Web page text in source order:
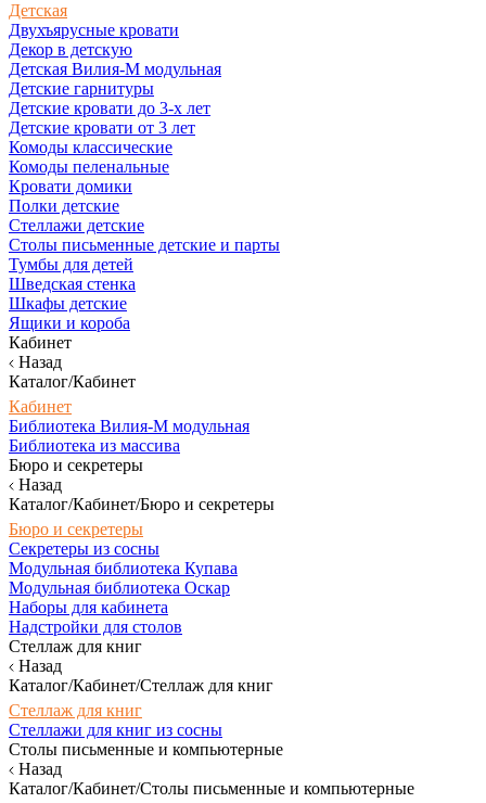
Детская
Двухъярусные кровати
Декор в детскую
Детская Вилия-М модульная
Детские гарнитуры
Детские кровати до 3-х лет
Детские кровати от 3 лет
Комоды классические
Комоды пеленальные
Кровати домики
Полки детские
Стеллажи детские
Столы письменные детские и парты
Тумбы для детей
Шведская стенка
Шкафы детские
Ящики и короба
Кабинет
Назад
Каталог/Кабинет
Кабинет
Библиотека Вилия-М модульная
Библиотека из массива
Бюро и секретеры
Назад
Каталог/Кабинет/Бюро и секретеры
Бюро и секретеры
Секретеры из сосны
Модульная библиотека Купава
Модульная библиотека Оскар
Наборы для кабинета
Надстройки для столов
Стеллаж для книг
Назад
Каталог/Кабинет/Стеллаж для книг
Стеллаж для книг
Стеллажи для книг из сосны
Столы письменные и компьютерные
Назад
Каталог/Кабинет/Столы письменные и компьютерные